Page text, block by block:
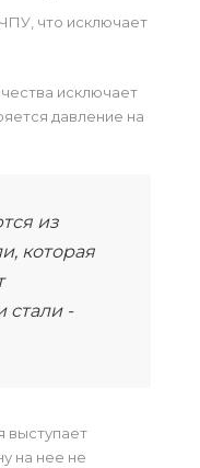
что исключает
исключает
давление на
из
которая
стали -
выступает
на нее не